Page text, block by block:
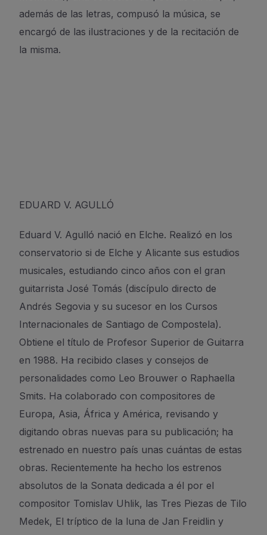
además de las letras, compusó la música, se
encargó de las ilustraciones y de la recitación de
la misma.
EDUARD V. AGULLÓ
Eduard V. Agulló nació en Elche. Realizó en los
conservatorio si de Elche y Alicante sus estudios
musicales, estudiando cinco años con el gran
guitarrista José Tomás (discípulo directo de
Andrés Segovia y su sucesor en los Cursos
Internacionales de Santiago de Compostela).
Obtiene el título de Profesor Superior de Guitarra
en 1988. Ha recibido clases y consejos de
personalidades como Leo Brouwer o Raphaella
Smits. Ha colaborado con compositores de
Europa, Asia, África y América, revisando y
digitando obras nuevas para su publicación; ha
estrenado en nuestro país unas cuántas de estas
obras. Recientemente ha hecho los estrenos
absolutos de la Sonata dedicada a él por el
compositor Tomislav Uhlik, las Tres Piezas de Tilo
Medek, El tríptico de la luna de Jan Freidlin y